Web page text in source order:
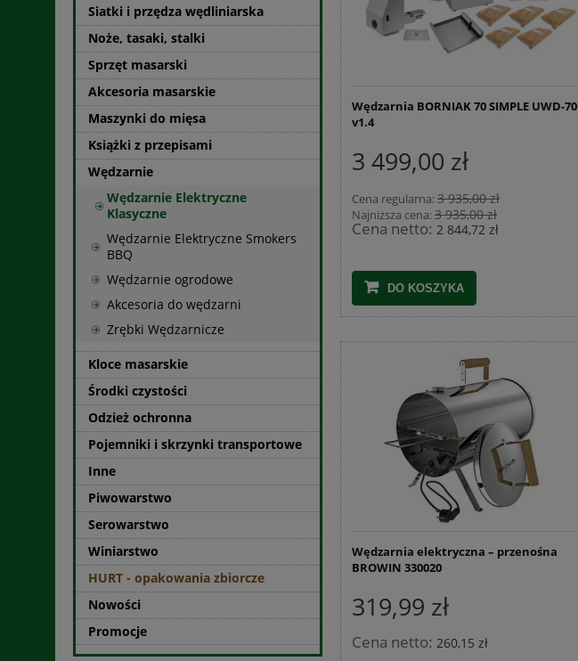
Siatki i przędza wędliniarska
Noże, tasaki, stalki
Sprzęt masarski
Akcesoria masarskie
Maszynki do mięsa
Książki z przepisami
Wędzarnie
Wędzarnie Elektryczne
Klasyczne
Wędzarnie Elektryczne Smokers
BBQ
Wędzarnie ogrodowe
Akcesoria do wędzarni
Zrębki Wędzarnicze
Kloce masarskie
Środki czystości
Odzież ochronna
Pojemniki i skrzynki transportowe
Inne
Piwowarstwo
Serowarstwo
Winiarstwo
HURT - opakowania zbiorcze
Nowości
Promocje
Wędzarnia BORNIAK 70 SIMPLE UWD-70
v1.4
3 499,00 zł
Cena regularna:3 935,00 zł
Najniższa cena:3 935,00 zł
Cena netto: 2 844,72 zł
DO KOSZYKA
Wędzarnia elektryczna – przenośna
BROWIN 330020
319,99 zł
Cena netto: 260,15 zł